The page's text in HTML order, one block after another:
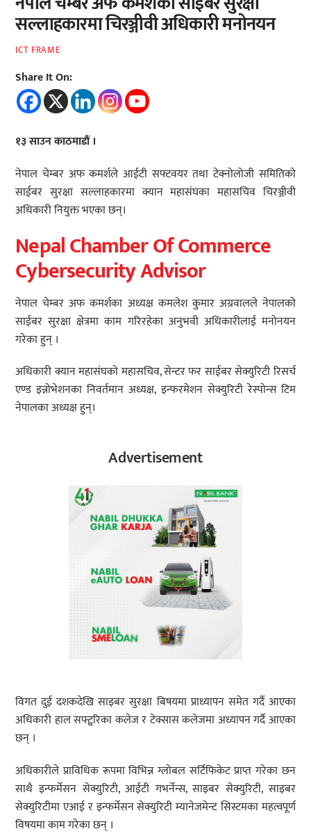
सल्लाहकारमा चिरञ्जीवी अधिकारी मनोनयन
ICT FRAME
Share It On:
१३ साउन काठमाडौं ।
नेपाल चेम्बर अफ कमर्शले आईटी सफ्टवयर तथा टेक्नोलोजी समितिको
साईबर सुरक्षा सल्लाहकारमा क्यान महासंघका महासचिव चिरञ्जीवी
अधिकारी नियुक्त भएका छन्।
Nepal Chamber Of Commerce
Cybersecurity Advisor
नेपाल चेम्बर अफ कमर्शका अध्यक्ष कमलेश कुमार अग्रवालले नेपालको
साईबर सुरक्षा क्षेत्रमा काम गरिरहेका अनुभवी अधिकारीलाई मनोनयन
गरेका हुन् ।
अधिकारी क्यान महासंघको महासचिव, सेन्टर फर साईबर सेक्युरिटी रिसर्च
एण्ड इन्नोभेशनका निवर्तमान अध्यक्ष, इन्फरमेशन सेक्युरिटी रेस्पोन्स टिम
नेपालका अध्यक्ष हुन्।
Advertisement
विगत दुई दशकदेखि साइबर सुरक्षा बिषयमा प्राध्यापन समेत गर्दै आएका
अधिकारी हाल सफ्ट्वरिका कलेज र टेक्सास कलेजमा अध्यापन गर्दै आएका
छन् ।
अधिकारीले प्राविधिक रूपमा विभिन्न ग्लोबल सर्टिफिकेट प्राप्त गरेका छन
साथै इन्फर्मेसन सेक्युरिटी, आईटी गभर्नेन्स, साइबर सेक्युरिटी, साइबर
सेक्युरिटीमा एआई र इन्फर्मेसन सेक्युरिटी म्यानेजमेन्ट सिस्टमका महत्वपूर्ण
विषयमा काम गरेका छन् ।